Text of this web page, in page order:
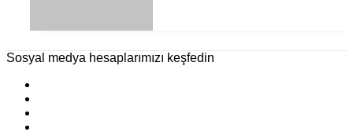
Sosyal medya hesaplarımızı keşfedin